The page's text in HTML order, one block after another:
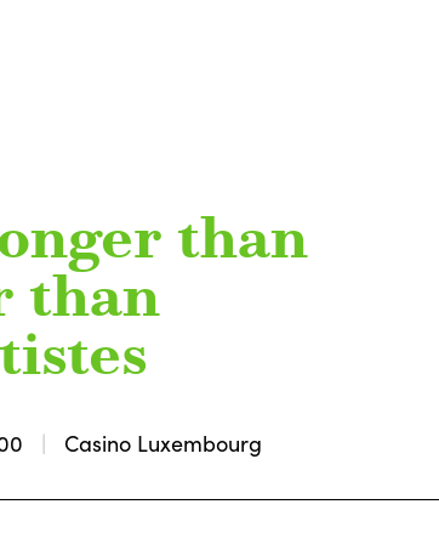
than
than
Casino Luxembourg